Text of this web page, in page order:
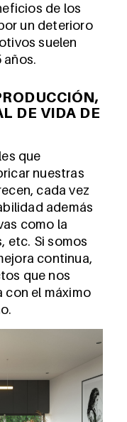
de los
un deterioro
suelen
años.
DE VIDA DE
que
nuestras
cada vez
además
como la
etc. Si somos
continua,
que nos
con el máximo